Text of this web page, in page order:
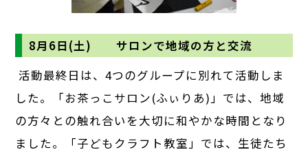
8月6日(土) サロンで地域の方と交流
活動最終日は、4つのグループに別れて活動しま
した。「お茶っこサロン(ふぃりあ)」では、地域
の方々との触れ合いを大切に和やかな時間となり
ました。「子どもクラフト教室」では、生徒たち